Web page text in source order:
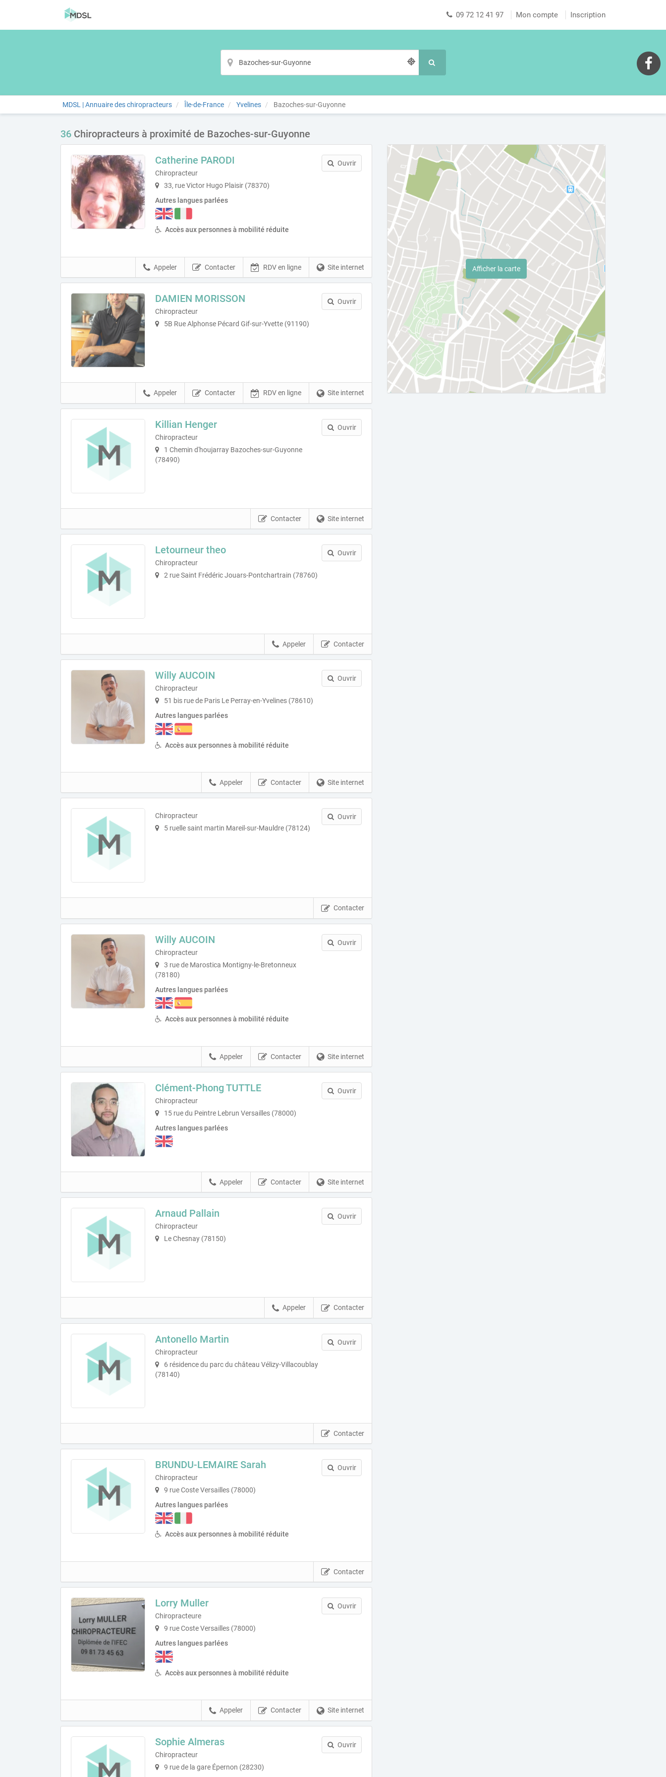
09 72 12 41 97 Mon compte Inscription
MDSL | Annuaire des chiropracteurs Île-de-France Yvelines Bazoches-sur-Guyonne
36 Chiropracteurs à proximité de Bazoches-sur-Guyonne
Catherine PARODI
Chiropracteur
33, rue Victor Hugo Plaisir (78370)
Autres langues parlées
Accès aux personnes à mobilité réduite
Ouvrir
Site internet
RDV en ligne
Contacter
Appeler
DAMIEN MORISSON
Chiropracteur
5B Rue Alphonse Pécard Gif-sur-Yvette (91190)
Ouvrir
Site internet
RDV en ligne
Contacter
Appeler
Killian Henger
Chiropracteur
1 Chemin d'houjarray Bazoches-sur-Guyonne
(78490)
Ouvrir
Site internet
Contacter
Letourneur theo
Chiropracteur
2 rue Saint Frédéric Jouars-Pontchartrain (78760)
Ouvrir
Contacter
Appeler
Willy AUCOIN
Chiropracteur
51 bis rue de Paris Le Perray-en-Yvelines (78610)
Autres langues parlées
Accès aux personnes à mobilité réduite
Ouvrir
Site internet
Contacter
Appeler
Chiropracteur
5 ruelle saint martin Mareil-sur-Mauldre (78124)
Ouvrir
Contacter
Willy AUCOIN
Chiropracteur
3 rue de Marostica Montigny-le-Bretonneux
(78180)
Autres langues parlées
Accès aux personnes à mobilité réduite
Ouvrir
Site internet
Contacter
Appeler
Clément-Phong TUTTLE
Chiropracteur
15 rue du Peintre Lebrun Versailles (78000)
Autres langues parlées
Ouvrir
Site internet
Contacter
Appeler
Arnaud Pallain
Chiropracteur
Le Chesnay (78150)
Ouvrir
Contacter
Appeler
Antonello Martin
Chiropracteur
6 résidence du parc du château Vélizy-Villacoublay
(78140)
Ouvrir
Contacter
BRUNDU-LEMAIRE Sarah
Chiropracteur
9 rue Coste Versailles (78000)
Autres langues parlées
Accès aux personnes à mobilité réduite
Ouvrir
Contacter
Lorry Muller
Chiropracteure
9 rue Coste Versailles (78000)
Autres langues parlées
Accès aux personnes à mobilité réduite
Ouvrir
Site internet
Contacter
Appeler
Sophie Almeras
Chiropracteur
9 rue de la gare Épernon (28230)
Ouvrir
Afficher la carte